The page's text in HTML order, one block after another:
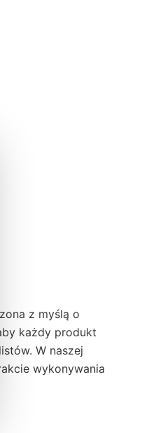
z myślą o
każdy produkt
W naszej
wykonywania